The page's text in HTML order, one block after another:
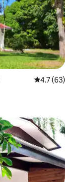
レビュー63
4.7 (63)